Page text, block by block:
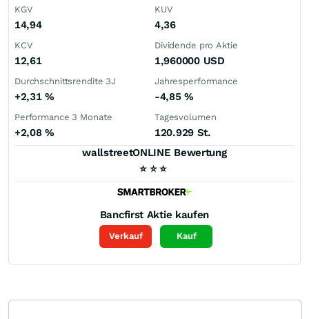
KGV
14,94
KUV
4,36
KCV
12,61
Dividende pro Aktie
1,960000 USD
Durchschnittsrendite 3J
+2,31%
Jahresperformance
-4,85%
Performance 3 Monate
+2,08%
Tagesvolumen
120.929 St.
wallstreetONLINE Bewertung
⭐ ⭐ ⭐
Bancfirst Aktie kaufen
Verkauf Kauf